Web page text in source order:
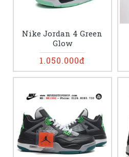
Nike Jordan 4 Green
Glow
1.050.000đ